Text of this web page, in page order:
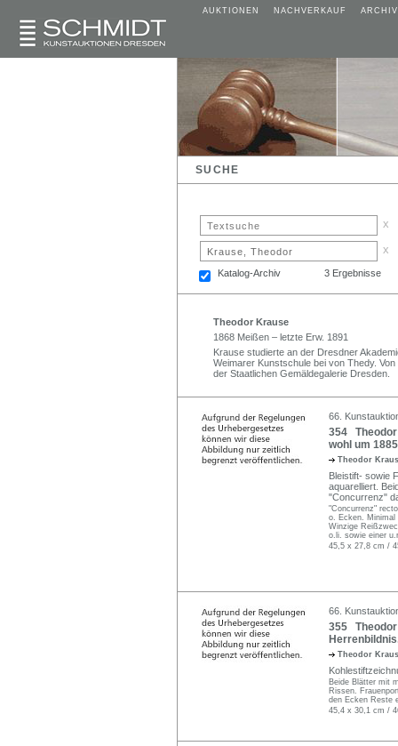
AUKTIONEN NACHVERKAUF ARCHIV
SUCHE
x
x
Katalog-Archiv 3 Ergebnisse
Theodor Krause
1868 Meißen – letzte Erw. 1891
Krause studierte an der Dresdner
Weimarer Kunstschule bei von Thedy.
der Staatlichen Gemäldegalerie Dresden.
66.
354 Theodor
wohl um
Theodor
Bleistift- sowie
aquarelliert.
"Concurrenz"
"Concurrenz"
o. Ecken. Minimal
Winzige
o.li. sowie einer
45,5 x 27,8 cm /
66.
355 Theodor
Theodor
Beide Blätter mit
Rissen.
den Ecken Reste
45,4 x 30,1 cm /